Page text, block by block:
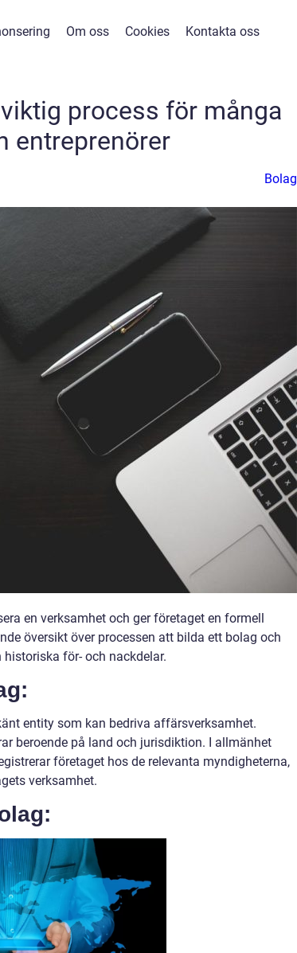
Om oss Cookies Kontakta oss
process för många
entreprenörer
Bolag
en verksamhet och ger företaget en formell
översikt över processen att bilda ett bolag och
för- och nackdelar.
entity som kan bedriva affärsverksamhet.
beroende på land och jurisdiktion. I allmänhet
företaget hos de relevanta myndigheterna,
verksamhet.